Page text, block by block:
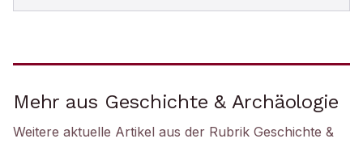
Mehr aus Geschichte & Archäologie
Weitere aktuelle Artikel aus der Rubrik Geschichte &